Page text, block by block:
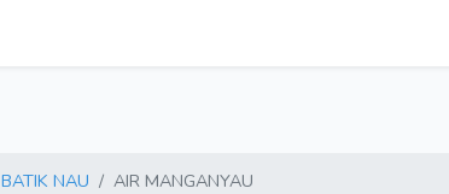
BATIK NAU AIR MANGANYAU